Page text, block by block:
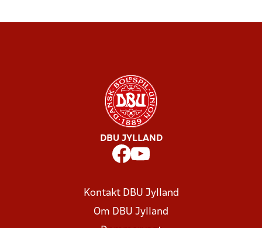
DBU JYLLAND
Kontakt DBU Jylland
Om DBU Jylland